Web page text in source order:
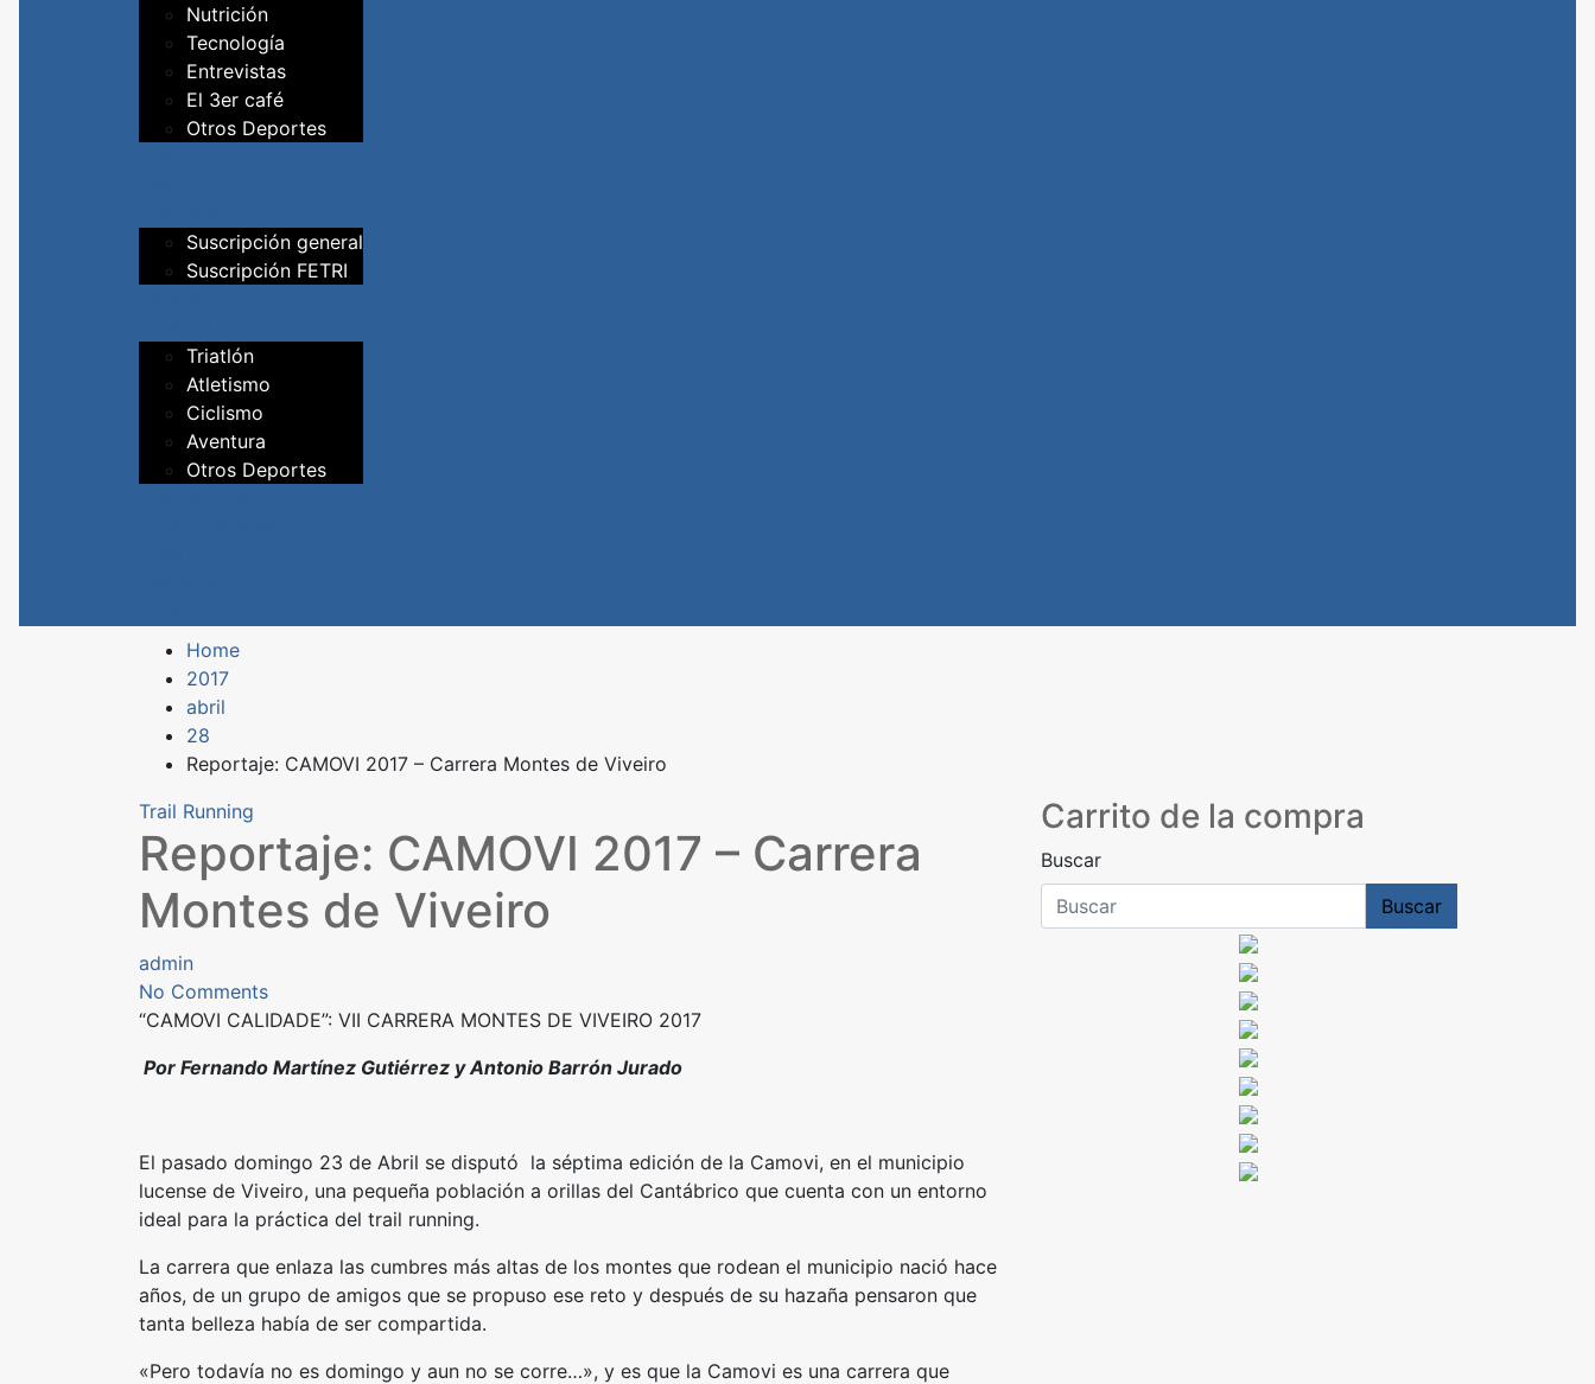
Nutrición
Tecnología
Entrevistas
El 3er café
Otros Deportes
Suscripción general
Suscripción FETRI
Triatlón
Atletismo
Ciclismo
Aventura
Otros Deportes
Home
2017
abril
28
Reportaje: CAMOVI 2017 – Carrera Montes de Viveiro
Trail Running
Reportaje: CAMOVI 2017 – Carrera
Montes de Viveiro
admin
No Comments
“CAMOVI CALIDADE”: VII CARRERA MONTES DE VIVEIRO 2017
Por Fernando Martínez Gutiérrez y Antonio Barrón Jurado
El pasado domingo 23 de Abril se disputó la séptima edición de la Camovi, en el municipio
lucense de Viveiro, una pequeña población a orillas del Cantábrico que cuenta con un entorno
ideal para la práctica del trail running.
La carrera que enlaza las cumbres más altas de los montes que rodean el municipio nació hace
años, de un grupo de amigos que se propuso ese reto y después de su hazaña pensaron que
tanta belleza había de ser compartida.
«Pero todavía no es domingo y aun no se corre…», y es que la Camovi es una carrera que
Carrito de la compra
Buscar
Buscar